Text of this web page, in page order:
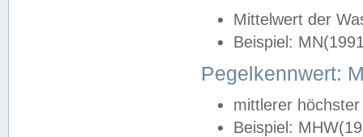
Mittelwert der
Beispiel:
Pegelkennwert:
mittlerer
Beispiel: